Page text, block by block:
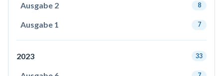
Ausgabe 2 8
Ausgabe 1 7
2023 33